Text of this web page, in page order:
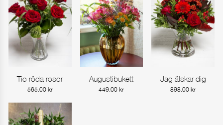
Gå till produkt
Tio röda rosor
565.00 kr
Gå till produkt
Augustibukett
449.00kr
Gå till produkt
Jag älskar dig
898.00kr